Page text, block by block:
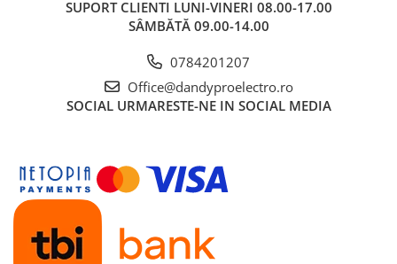
SUPORT CLIENTI LUNI-VINERI 08.00-17.00
SÂMBĂTĂ 09.00-14.00
0784201207
Office@dandyproelectro.ro
SOCIAL URMARESTE-NE IN SOCIAL MEDIA